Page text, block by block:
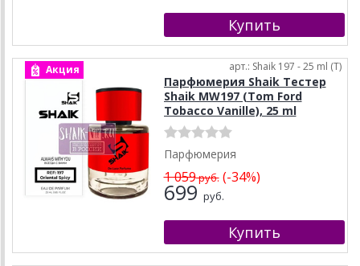
Акция арт.: Shaik 197 - 25 ml (T)
Парфюмерия Shaik Тестер
Shaik MW197 (Tom Ford
Tobacco Vanille), 25 ml
Парфюмерия
1 059руб.(-34%)
699 руб.